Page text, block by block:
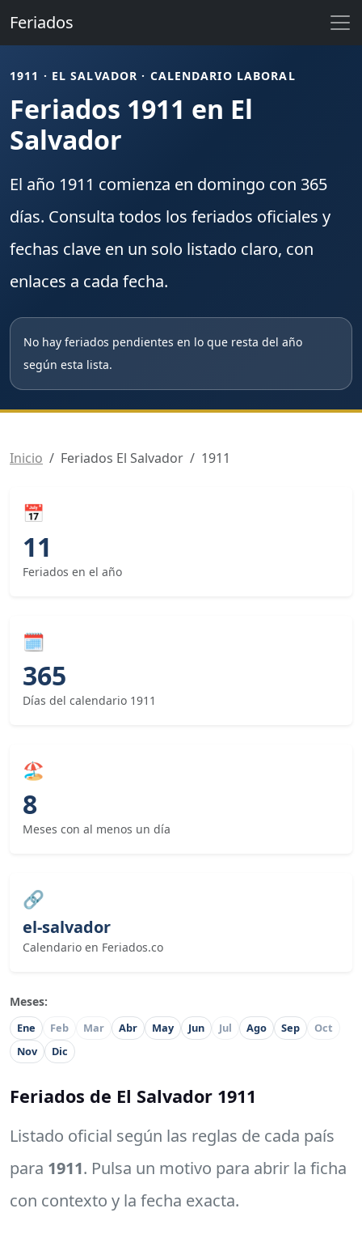
Feriados
1911 · EL SALVADOR · CALENDARIO LABORAL
Feriados 1911 en El
Salvador
El año 1911 comienza en domingo con 365
días. Consulta todos los feriados oficiales y
fechas clave en un solo listado claro, con
enlaces a cada fecha.
No hay feriados pendientes en lo que resta del año
según esta lista.
Inicio Feriados El Salvador 1911
📅
11
Feriados en el año
🗓
365
Días del calendario 1911
🏖
8
Meses con al menos un día
🔗
el-salvador
Calendario en Feriados.co
Meses:
Ene Feb Mar Abr May Jun Jul Ago Sep
Oct
Nov
Dic
Feriados de El Salvador 1911
Listado oficial según las reglas de cada país
para 1911. Pulsa un motivo para abrir la ficha
con contexto y la fecha exacta.